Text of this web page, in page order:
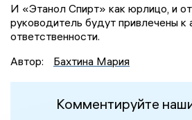
И «Этанол Спирт» как юрлицо, и
руководитель будут привлечены к
ответственности.
Автор:
Бахтина Мария
Комментируйте